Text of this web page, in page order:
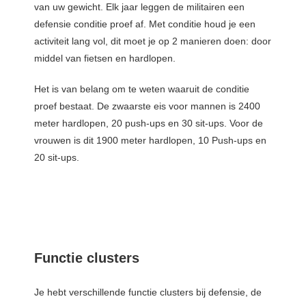
van uw gewicht. Elk jaar leggen de militairen een
defensie conditie proef af. Met conditie houd je een
activiteit lang vol, dit moet je op 2 manieren doen: door
middel van fietsen en hardlopen.
Het is van belang om te weten waaruit de conditie
proef bestaat. De zwaarste eis voor mannen is 2400
meter hardlopen, 20 push-ups en 30 sit-ups. Voor de
vrouwen is dit 1900 meter hardlopen, 10 Push-ups en
20 sit-ups.
Functie clusters
Je hebt verschillende functie clusters bij defensie, de